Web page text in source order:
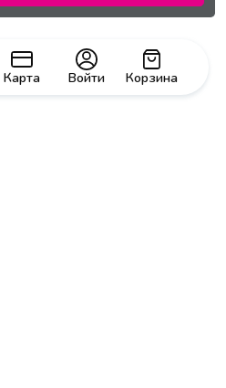
Карта Корзина
Войти